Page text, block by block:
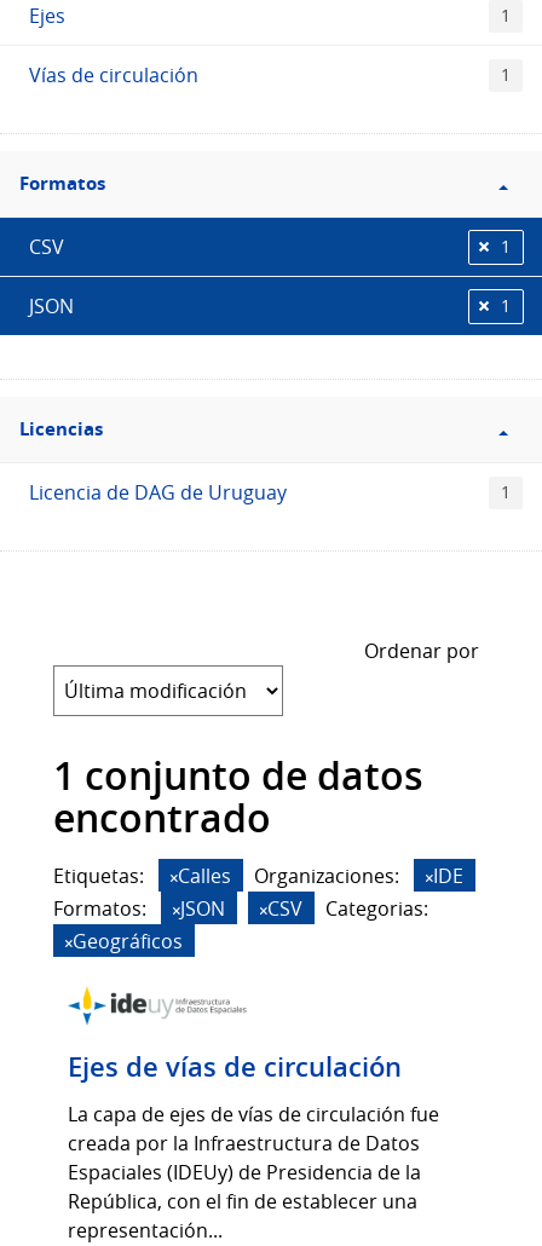
Ejes 1
Vías de circulación 1
Filtro
Formatos
Formatos
CSV 1
JSON 1
Filtro
Licencias
Licencias
Licencia de DAG de Uruguay 1
Ordenar por
1 conjunto de datos
encontrado
Etiquetas: Calles Organizaciones:
IDE
Formatos:
JSON CSV
Categorias:
Geográficos
Ejes de vías de circulación
La capa de ejes de vías de circulación fue
creada por la Infraestructura de Datos
Espaciales (IDEUy) de Presidencia de la
República, con el fin de establecer una
representación...